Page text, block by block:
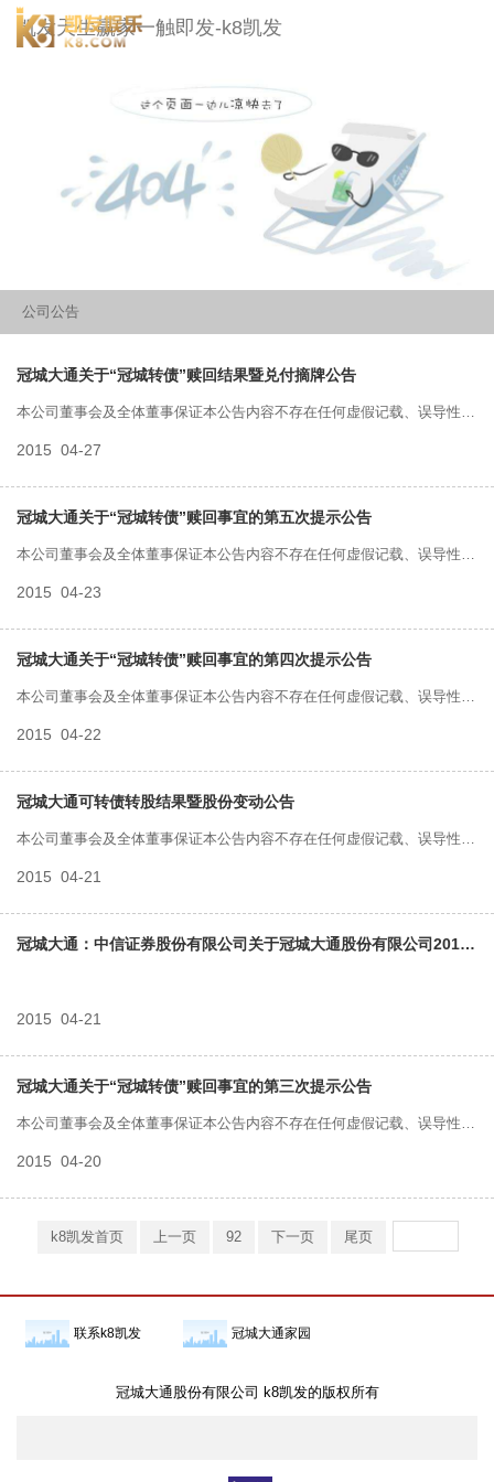
冠城大通-凯发天生赢家一触即发
凯发天生赢家一触即发-k8凯发
公司公告
冠城大通关于“冠城转债”赎回结果暨兑付摘牌公告
本公司董事会及全体董事保证本公告内容不存在任何虚假记载、误导性陈
述或者重大遗漏，并对其内容的真实性、准确性和完整性承担个别及连带
04-27
2015
冠城大通关于“冠城转债”赎回事宜的第五次提示公告
本公司董事会及全体董事保证本公告内容不存在任何虚假记载、误导性陈
述或者重大遗漏，并对其内容的真实性、准确性和完整性承担个别及连带
04-23
2015
冠城大通关于“冠城转债”赎回事宜的第四次提示公告
本公司董事会及全体董事保证本公告内容不存在任何虚假记载、误导性陈
述或者重大遗漏，并对其内容的真实性、准确性和完整性承担个别及连带
04-22
2015
冠城大通可转债转股结果暨股份变动公告
本公司董事会及全体董事保证本公告内容不存在任何虚假记载、误导性陈
述或者重大遗漏，并对其内容的真实性、准确性和完整性承担个别及连带
04-21
2015
冠城大通：中信证券股份有限公司关于冠城大通股份有限公司2014年度持续督导报告书
04-21
2015
冠城大通关于“冠城转债”赎回事宜的第三次提示公告
本公司董事会及全体董事保证本公告内容不存在任何虚假记载、误导性陈
述或者重大遗漏，并对其内容的真实性、准确性和完整性承担个别及连带
04-20
2015
k8凯发首页 上一页 92 下一页 尾页
联系k8凯发 冠城大通家园
冠城大通股份有限公司 k8凯发的版权所有